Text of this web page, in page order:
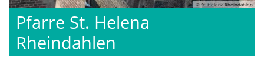
© St. Helena Rheindahlen
Pfarre St. Helena
Rheindahlen